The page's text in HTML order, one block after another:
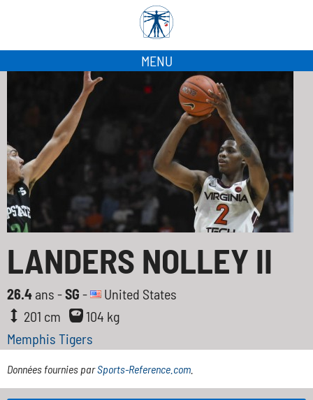
MENU
LANDERS NOLLEY II
26.4 ans -SG -
United States
201 cm
104 kg
Memphis Tigers
Données fournies parSports-Reference.com